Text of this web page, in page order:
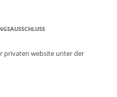
privaten website unter der